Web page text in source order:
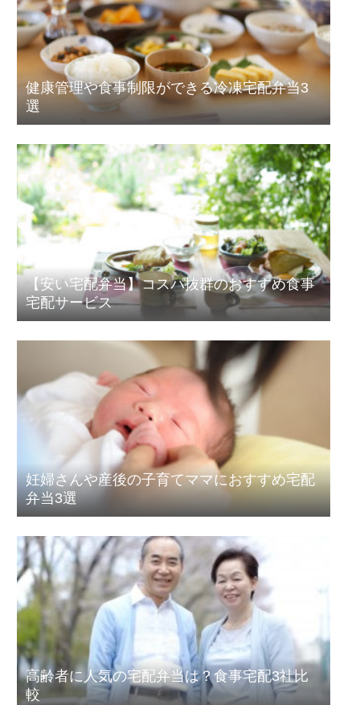
健康管理や食事制限ができる冷凍宅配弁当3
選
【安い宅配弁当】コスパ抜群のおすすめ食事
宅配サービス
妊婦さんや産後の子育てママにおすすめ宅配
弁当3選
高齢者に人気の宅配弁当は？食事宅配3社比
較